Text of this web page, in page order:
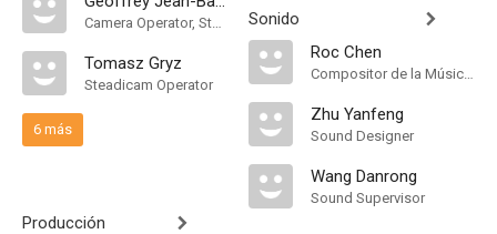
Camera Operator, Steadicam Operator
Tomasz Gryz
Steadicam Operator
6 más
Producción
Sonido
Roc Chen
Compositor de la Música Original
Zhu Yanfeng
Sound Designer
Wang Danrong
Sound Supervisor